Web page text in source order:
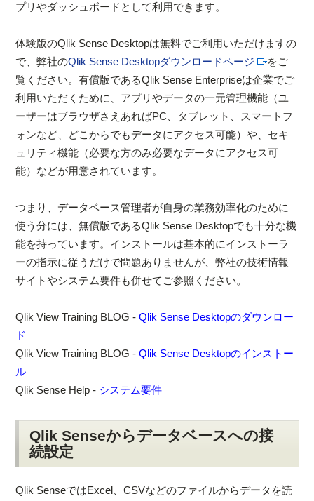
プリやダッシュボードとして利用できます。
体験版のQlik Sense Desktopは無料でご利用いただけますの
で、弊社のQlik Sense Desktopダウンロードページ
をご
覧ください。有償版であるQlik Sense Enterpriseは企業でご
利用いただくために、アプリやデータの一元管理機能（ユ
ーザーはブラウザさえあればPC、タブレット、スマートフ
ォンなど、どこからでもデータにアクセス可能）や、セキ
ュリティ機能（必要な方のみ必要なデータにアクセス可
能）などが用意されています。
つまり、データベース管理者が自身の業務効率化のために
使う分には、無償版であるQlik Sense Desktopでも十分な機
能を持っています。インストールは基本的にインストーラ
ーの指示に従うだけで問題ありませんが、弊社の技術情報
サイトやシステム要件も併せてご参照ください。
Qlik View Training BLOG -Qlik Sense Desktopのダウンロー
ド
Qlik View Training BLOG -Qlik Sense Desktopのインストー
ル
Qlik Sense Help - システム要件
Qlik Senseからデータベースへの接
続設定
Qlik SenseではExcel、CSVなどのファイルからデータを読